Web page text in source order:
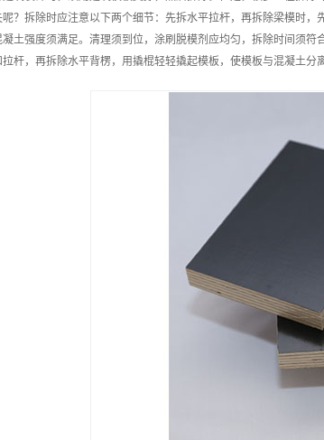
呢？拆除时应注意以下两个细节：先拆水平拉杆，再拆除梁模时
凝土强度须满足。清理须到位，涂刷脱模剂应均匀，拆除时间须符
拉杆，再拆除水平背楞，用撬棍轻轻撬起模板，使模板与混凝土分